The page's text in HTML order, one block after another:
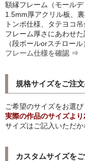
フォトアートポスタ
アンディ・ウォー
Folon
olivetti
額装品
額縁フレーム（モールデ
1.5mm厚アクリル板、裏
トンボ仕様、タテヨコ吊
フレーム厚さにあわせた
（段ボールorスチロール
フレーム仕様を確認 ⇒
規格サイズをご注
ご希望のサイズをお選び
実際の作品のサイズより
サイズはご記入いただか
カスタムサイズを